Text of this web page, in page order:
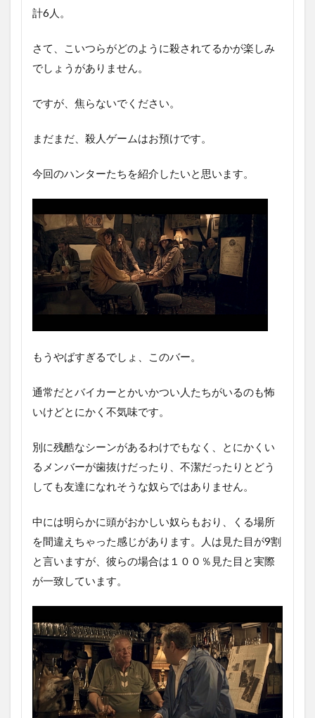
計6人。
さて、こいつらがどのように殺されてるかが楽しみ
でしょうがありません。
ですが、焦らないでください。
まだまだ、殺人ゲームはお預けです。
今回のハンターたちを紹介したいと思います。
もうやばすぎるでしょ、このバー。
通常だとバイカーとかいかつい人たちがいるのも怖
いけどとにかく不気味です。
別に残酷なシーンがあるわけでもなく、とにかくい
るメンバーが歯抜けだったり、不潔だったりとどう
しても友達になれそうな奴らではありません。
中には明らかに頭がおかしい奴らもおり、くる場所
を間違えちゃった感じがあります。人は見た目が9割
と言いますが、彼らの場合は１００％見た目と実際
が一致しています。